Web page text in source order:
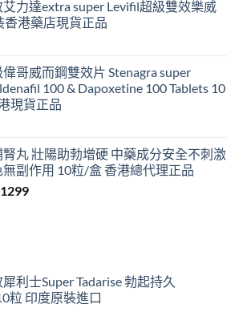
力達extra super Levifil超級雙效樂威
香港藥店現貨正品
哥威而鋼雙效片 Stenagra super
100 & Dapoxetine 100 Tablets 10
現貨正品
丸 壯陽助勃增硬 中藥成分安全不刺激
副作用 10粒/盒 香港總代理正品
1299Price
利士Super Tadarise 勃起持久
粒 印度原裝進口